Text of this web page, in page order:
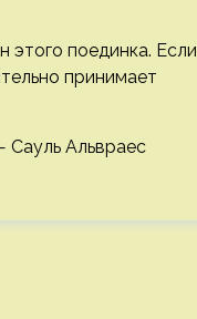
этого поединка. Если
принимает
Альвраес